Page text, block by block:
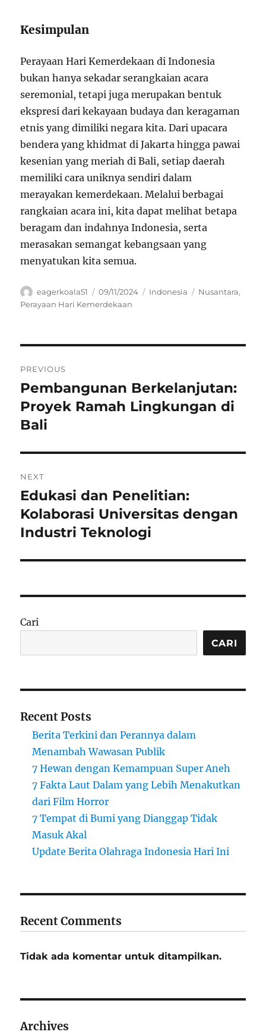
Kesimpulan
Perayaan Hari Kemerdekaan di Indonesia
bukan hanya sekadar serangkaian acara
seremonial, tetapi juga merupakan bentuk
ekspresi dari kekayaan budaya dan keragaman
etnis yang dimiliki negara kita. Dari upacara
bendera yang khidmat di Jakarta hingga pawai
kesenian yang meriah di Bali, setiap daerah
memiliki cara uniknya sendiri dalam
merayakan kemerdekaan. Melalui berbagai
rangkaian acara ini, kita dapat melihat betapa
beragam dan indahnya Indonesia, serta
merasakan semangat kebangsaan yang
menyatukan kita semua.
Author
eagerkoala51
Posted
on
09/11/2024 Categories
Indonesia Tags
Nusantara,
Perayaan Hari Kemerdekaan
pos
PREVIOUS
Previous
post:
Pembangunan Berkelanjutan:
Proyek Ramah Lingkungan di
Bali
NEXT
Next
post:
Edukasi dan Penelitian:
Kolaborasi Universitas dengan
Industri Teknologi
Cari
CARI
Recent Posts
Berita Terkini dan Perannya dalam
Menambah Wawasan Publik
7 Hewan dengan Kemampuan Super Aneh
7 Fakta Laut Dalam yang Lebih Menakutkan
dari Film Horror
7 Tempat di Bumi yang Dianggap Tidak
Masuk Akal
Update Berita Olahraga Indonesia Hari Ini
Recent Comments
Tidak ada komentar untuk ditampilkan.
Archives